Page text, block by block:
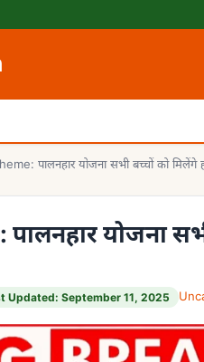
पालनहार योजना सभी बच्चों को
योजना
Updated: September 11, 2025